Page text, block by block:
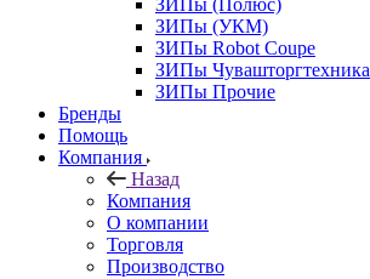
ЗИПы (Полюс)
ЗИПы (УКМ)
ЗИПы Robot Coupe
ЗИПы Чувашторгтехника
ЗИПы Прочие
Бренды
Помощь
Компания
Назад
Компания
О компании
Торговля
Производство